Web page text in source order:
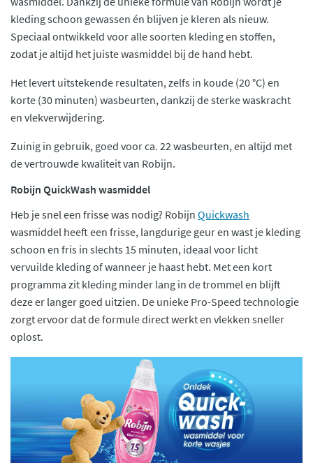
kleding schoon gewassen én blijven je kleren als nieuw.
Speciaal ontwikkeld voor alle soorten kleding en stoffen,
zodat je altijd het juiste wasmiddel bij de hand hebt.
Het levert uitstekende resultaten, zelfs in koude (20 °C) en
korte (30 minuten) wasbeurten, dankzij de sterke waskracht
en vlekverwijdering.
Zuinig in gebruik, goed voor ca. 22 wasbeurten, en altijd met
de vertrouwde kwaliteit van Robijn.
Robijn QuickWash wasmiddel
Heb je snel een frisse was nodig? Robijn Quickwash
wasmiddel heeft een frisse, langdurige geur en wast je kleding
schoon en fris in slechts 15 minuten, ideaal voor licht
vervuilde kleding of wanneer je haast hebt. Met een kort
programma zit kleding minder lang in de trommel en blijft
deze er langer goed uitzien. De unieke Pro-Speed technologie
zorgt ervoor dat de formule direct werkt en vlekken sneller
oplost.